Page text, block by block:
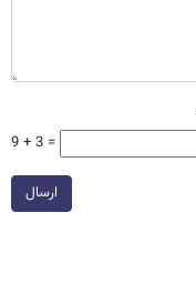
9 + 3 =
ارسال